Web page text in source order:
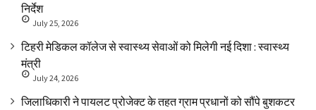
निर्देश
July 25, 2026
टिहरी मेडिकल कॉलेज से स्वास्थ्य सेवाओं को मिलेगी नई दिशा : स्वास्थ्य
मंत्री
July 24, 2026
जिलाधिकारी ने पायलट प्रोजेक्ट के तहत ग्राम प्रधानों को सौंपे बुशकटर